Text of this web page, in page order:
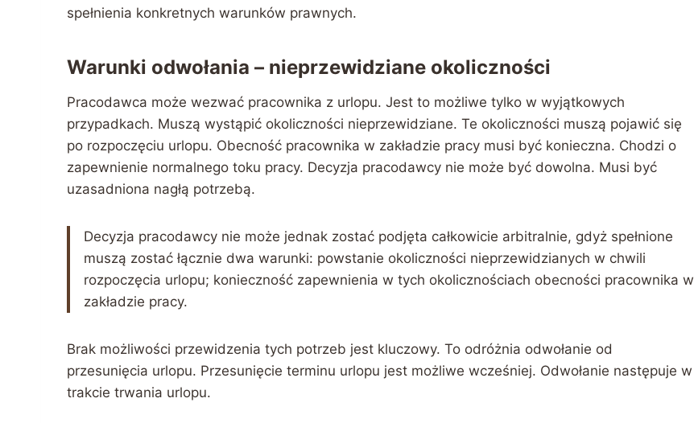
spełnienia konkretnych warunków prawnych.
Warunki odwołania – nieprzewidziane okoliczności
Pracodawca może wezwać pracownika z urlopu. Jest to możliwe tylko w wyjątkowych
przypadkach. Muszą wystąpić okoliczności nieprzewidziane. Te okoliczności muszą pojawić się
po rozpoczęciu urlopu. Obecność pracownika w zakładzie pracy musi być konieczna. Chodzi o
zapewnienie normalnego toku pracy. Decyzja pracodawcy nie może być dowolna. Musi być
uzasadniona nagłą potrzebą.
Decyzja pracodawcy nie może jednak zostać podjęta całkowicie arbitralnie, gdyż spełnione
muszą zostać łącznie dwa warunki: powstanie okoliczności nieprzewidzianych w chwili
rozpoczęcia urlopu; konieczność zapewnienia w tych okolicznościach obecności pracownika w
zakładzie pracy.
Brak możliwości przewidzenia tych potrzeb jest kluczowy. To odróżnia odwołanie od
przesunięcia urlopu. Przesunięcie terminu urlopu jest możliwe wcześniej. Odwołanie następuje w
trakcie trwania urlopu.